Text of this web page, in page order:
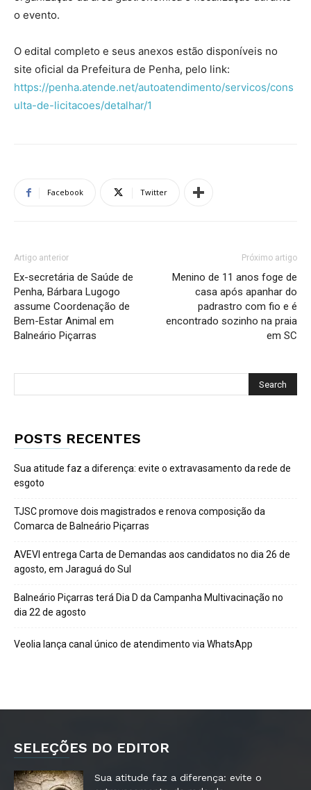
o evento.
O edital completo e seus anexos estão disponíveis no
site oficial da Prefeitura de Penha, pelo link:
https://penha.atende.net/autoatendimento/servicos/cons
ulta-de-licitacoes/detalhar/1
Facebook Twitter
Artigo anterior
Ex-secretária de Saúde de
Penha, Bárbara Lugogo
assume Coordenação de
Bem-Estar Animal em
Balneário Piçarras
Próximo artigo
Menino de 11 anos foge de
casa após apanhar do
padrastro com fio e é
encontrado sozinho na praia
em SC
POSTS RECENTES
Sua atitude faz a diferença: evite o extravasamento da rede de
esgoto
TJSC promove dois magistrados e renova composição da
Comarca de Balneário Piçarras
AVEVI entrega Carta de Demandas aos candidatos no dia 26 de
agosto, em Jaraguá do Sul
Balneário Piçarras terá Dia D da Campanha Multivacinação no
dia 22 de agosto
Veolia lança canal único de atendimento via WhatsApp
SELEÇÕES DO EDITOR
Sua atitude faz a diferença: evite o